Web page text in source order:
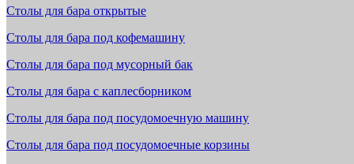
Столы для бара открытые
Столы для бара под кофемашину
Столы для бара под мусорный бак
Столы для бара с каплесборником
Столы для бара под посудомоечную машину
Столы для бара под посудомоечные корзины